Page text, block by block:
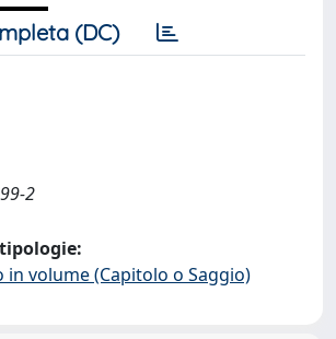
(DC)
2
in volume (Capitolo o Saggio)